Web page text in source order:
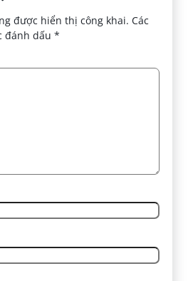
được hiển thị công khai. Các
đánh dấu*